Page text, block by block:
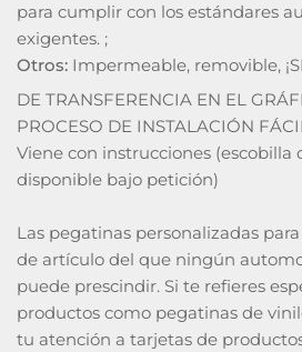
para cumplir con los estándares
exigentes. ;
Otros: Impermeable, removible,
DE TRANSFERENCIA EN EL
PROCESO DE INSTALACIÓN
Viene con instrucciones (escobilla
disponible bajo petición)
Las pegatinas personalizadas
de artículo del que ningún
puede prescindir. Si te refieres
productos como pegatinas de
tu atención a tarjetas de